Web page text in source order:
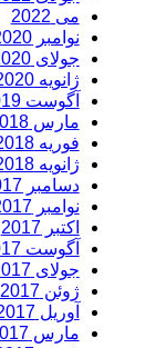
می 2022
نوامبر 2020
جولای 2020
ژانویه 2020
آگوست 2019
مارس 2018
فوریه 2018
ژانویه 2018
دسامبر 2017
نوامبر 2017
اکتبر 2017
آگوست 2017
جولای 2017
ژوئن 2017
آوریل 2017
مارس 2017